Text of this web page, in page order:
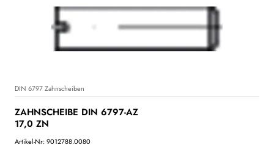
DIN 6797 Zahnscheiben
ZAHNSCHEIBE DIN 6797-AZ
17,0 ZN
Artikel-Nr: 9012788.0080